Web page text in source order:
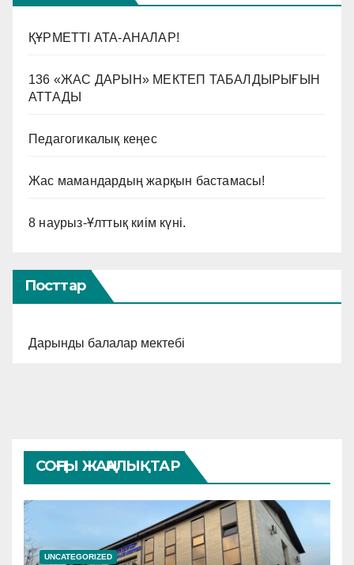
ҚҰРМЕТТІ АТА-АНАЛАР!
136 «ЖАС ДАРЫН» МЕКТЕП ТАБАЛДЫРЫҒЫН
АТТАДЫ
Педагогикалық кеңес
Жас мамандардың жарқын бастамасы!
8 наурыз-Ұлттық киім күні.
Посттар
Дарынды балалар мектебі
СОҢҒЫ ЖАҢАЛЫҚТАР
UNCATEGORIZED